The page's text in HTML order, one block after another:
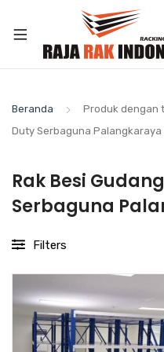
Beranda
Produk dengan
Duty Serbaguna Palangkaraya
Rak Besi
Serbaguna
Filters